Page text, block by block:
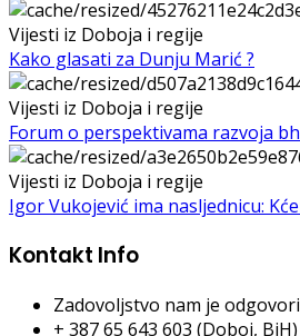
Vijesti iz Doboja i regije
Kako glasati za Dunju Marić ?
Vijesti iz Doboja i regije
Forum o perspektivama razvoja
Vijesti iz Doboja i regije
Igor Vukojević ima nasljednicu:
Kontakt Info
Zadovoljstvo nam je
+ 387 65 643 603 (Doboj, BiH)